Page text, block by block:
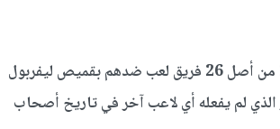
وذكر الفيفا في منشوره، أنه على جانب آخر، سجل صلاح في 25 من أصل 26 فريق لعب ضدهم بقميص ليفربول
بنسبة نجاح بلغت 96%، وهو الأمر الذي لم يفعله أي لاعب آخر في تاريخ أصحاب